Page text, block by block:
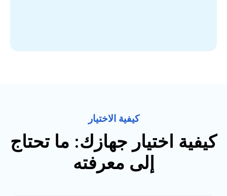
كيفية الاختيار
كيفية اختيار جهازك: ما تحتاج
إلى معرفته